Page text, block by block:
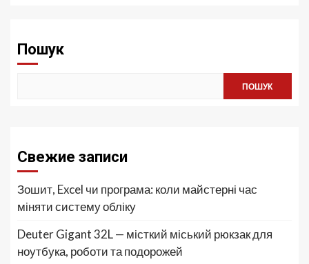
Пошук
ПОШУК
Свежие записи
Зошит, Excel чи програма: коли майстерні час
міняти систему обліку
Deuter Gigant 32L — місткий міський рюкзак для
ноутбука, роботи та подорожей